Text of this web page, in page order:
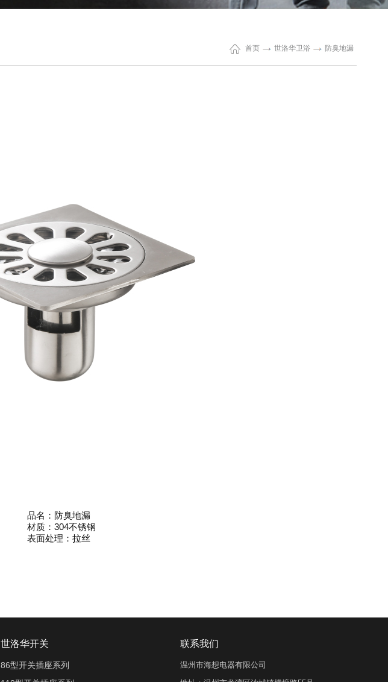
首页 世洛华卫浴 防臭地漏
品名：防臭地漏
材质：304不锈钢
表面处理：拉丝
世洛华开关
86型开关插座系列
联系我们
温州市海想电器有限公司